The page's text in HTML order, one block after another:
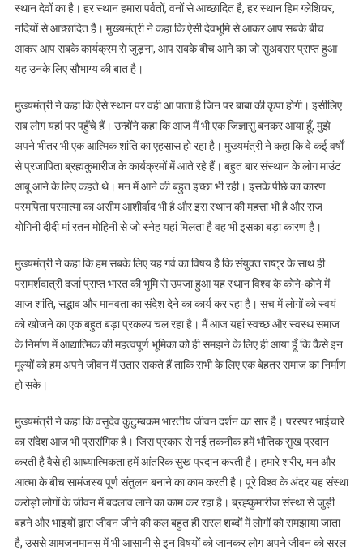
स्थान देवों का है। हर स्थान हमारा पर्वतों, वनों से आच्छादित है, हर स्थान हिम ग्लेशियर,
नदियों से आच्छादित है। मुख्यमंत्री ने कहा कि ऐसी देवभूमि से आकर आप सबके बीच
आकर आप सबके कार्यक्रम से जुड़ना, आप सबके बीच आने का जो सुअवसर प्राप्त हुआ
यह उनके लिए सौभाग्य की बात है।
मुख्यमंत्री ने कहा कि ऐसे स्थान पर वही आ पाता है जिन पर बाबा की कृपा होगी। इसीलिए
सब लोग यहां पर पहुँचे हैं। उन्होंने कहा कि आज मैं भी एक जिज्ञासु बनकर आया हूँ, मुझे
अपने भीतर भी एक आत्मिक शांति का एहसास हो रहा है। मुख्यमंत्री ने कहा कि वे कई वर्षों
से प्रजापिता ब्रह्मकुमारीज के कार्यक्रमों में आते रहे हैं। बहुत बार संस्थान के लोग माउंट
आबू आने के लिए कहते थे। मन में आने की बहुत इच्छा भी रही। इसके पीछे का कारण
परमपिता परमात्मा का असीम आशीर्वाद भी है और इस स्थान की महत्ता भी है और राज
योगिनी दीदी मां रतन मोहिनी से जो स्नेह यहां मिलता है वह भी इसका बड़ा कारण है।
मुख्यमंत्री ने कहा कि हम सबके लिए यह गर्व का विषय है कि संयुक्त राष्ट्र के साथ ही
परामर्शदात्री दर्जा प्राप्त भारत की भूमि से उपजा हुआ यह स्थान विश्व के कोने-कोने में
आज शांति, सद्भाव और मानवता का संदेश देने का कार्य कर रहा है। सच में लोगों को स्वयं
को खोजने का एक बहुत बड़ा प्रकल्प चल रहा है। मैं आज यहां स्वच्छ और स्वस्थ समाज
के निर्माण में आद्यात्मिक की महत्वपूर्ण भूमिका को ही समझने के लिए ही आया हूँ कि कैसे इन
मूल्यों को हम अपने जीवन में उतार सकते हैं ताकि सभी के लिए एक बेहतर समाज का निर्माण
हो सके।
मुख्यमंत्री ने कहा कि वसुदेव कुटुम्बकम भारतीय जीवन दर्शन का सार है। परस्पर भाईचारे
का संदेश आज भी प्रासंगिक है। जिस प्रकार से नई तकनीक हमें भौतिक सुख प्रदान
करती है वैसे ही आध्यात्मिकता हमें आंतरिक सुख प्रदान करती है। हमारे शरीर, मन और
आत्मा के बीच सामंजस्य पूर्ण संतुलन बनाने का काम करती है। पूरे विश्व के अंदर यह संस्था
करोड़ो लोगों के जीवन में बदलाव लाने का काम कर रहा है। ब्रह्कुमारीज संस्था से जुड़ी
बहने और भाइयों द्वारा जीवन जीने की कल बहुत ही सरल शब्दों में लोगों को समझाया जाता
है, उससे आमजनमानस में भी आसानी से इन विषयों को जानकर लोग अपने जीवन को सरल